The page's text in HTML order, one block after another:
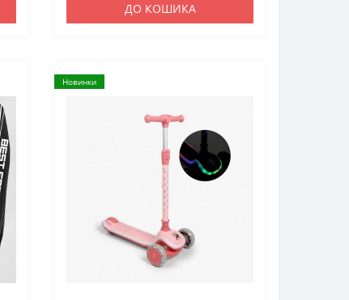
ДО КОШИКА
Новинки